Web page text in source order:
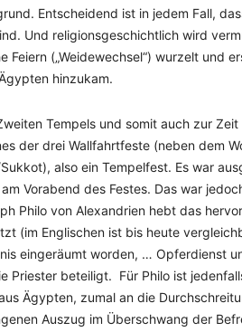
Entscheidend ist in jedem Fall,
Und religionsgeschichtlich wird
Feiern („Weidewechsel“) wurzelt und
hinzukam.
Tempels und somit auch zur
der drei Wallfahrtfeste (neben dem
also ein Tempelfest. Es war
Vorabend des Festes. Das war
Philo von Alexandrien hebt das
(im Englischen ist bis heute
eingeräumt worden, … Opferdienst
Priester beteiligt. Für Philo ist
Ägypten, zumal an die
Auszug im Überschwang der